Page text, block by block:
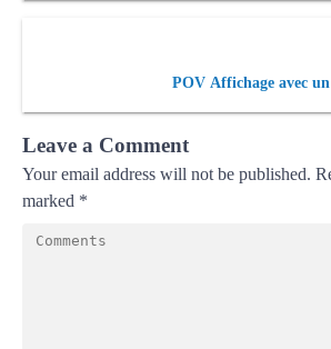
POV Affichage avec
Leave a Comment
Your email address will not be published.
marked *